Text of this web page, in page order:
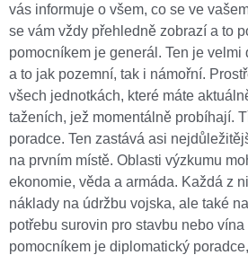
vás informuje o všem, co se ve
se vám vždy přehledně zobrazí a to
pomocníkem je generál. Ten je
a to jak pozemní, tak i námořní.
všech jednotkách, které máte
taženích, jež momentálně probíhají.
poradce. Ten zastává asi
na prvním místě. Oblasti výzkumu
ekonomie, věda a armáda. Každá z
náklady na údržbu vojska, ale také
potřebu surovin pro stavbu nebo
pomocníkem je diplomatický